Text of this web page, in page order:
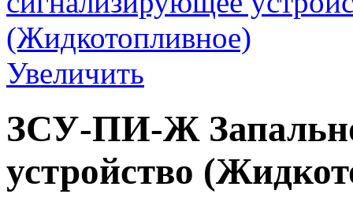
Увеличить
ЗСУ-ПИ-Ж
устройство